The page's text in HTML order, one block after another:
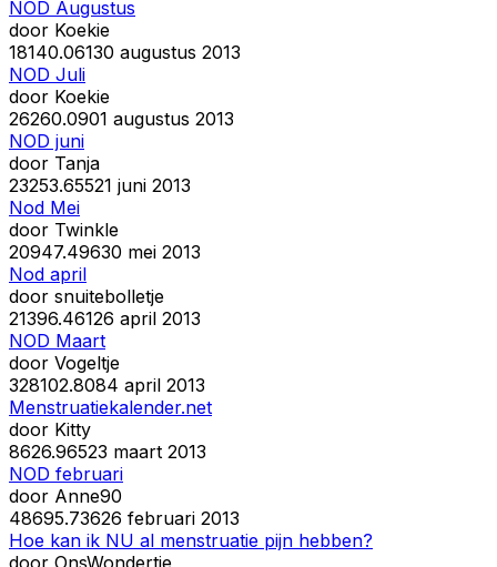
NOD Augustus
door Koekie
18140.06130 augustus 2013
NOD Juli
door Koekie
26260.0901 augustus 2013
NOD juni
door Tanja
23253.65521 juni 2013
Nod Mei
door Twinkle
20947.49630 mei 2013
Nod april
door snuitebolletje
21396.46126 april 2013
NOD Maart
door Vogeltje
328102.8084 april 2013
Menstruatiekalender.net
door Kitty
8626.96523 maart 2013
NOD februari
door Anne90
48695.73626 februari 2013
Hoe kan ik NU al menstruatie pijn hebben?
door OnsWondertje